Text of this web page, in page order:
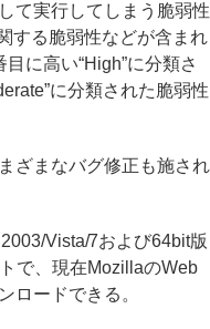
て実行してしまう脆弱性
する脆弱性などが含まれ
に高い“High”に分類さ
に分類された脆弱性
ざまなバグ修正も施され
Vista/7および64bit版
で、現在MozillaのWeb
ロードできる。